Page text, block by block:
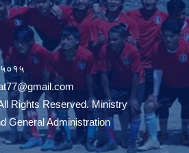
Rights Reserved. Ministry
General Administration